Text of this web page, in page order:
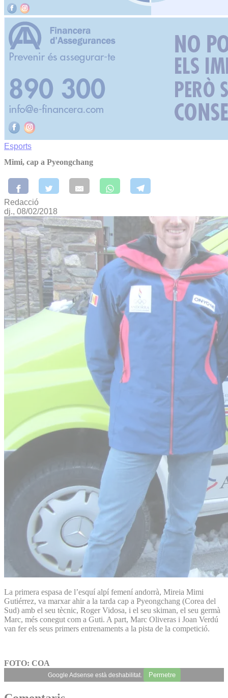
Esports
Mimi, cap a Pyeongchang
Redacció
dj., 08/02/2018
La primera espasa de l’esquí alpí femení andorrà, Mireia Mimi
Gutiérrez, va marxar ahir a la tarda cap a Pyeongchang (Corea del
Sud) amb el seu tècnic, Roger Vidosa, i el seu skiman, el seu germà
Marc, més conegut com a Guti. A part, Marc Oliveras i Joan Verdú
van fer els seus primers entrenaments a la pista de la competició.
FOTO: COA
Google Adsense està deshabilitat. Permetre